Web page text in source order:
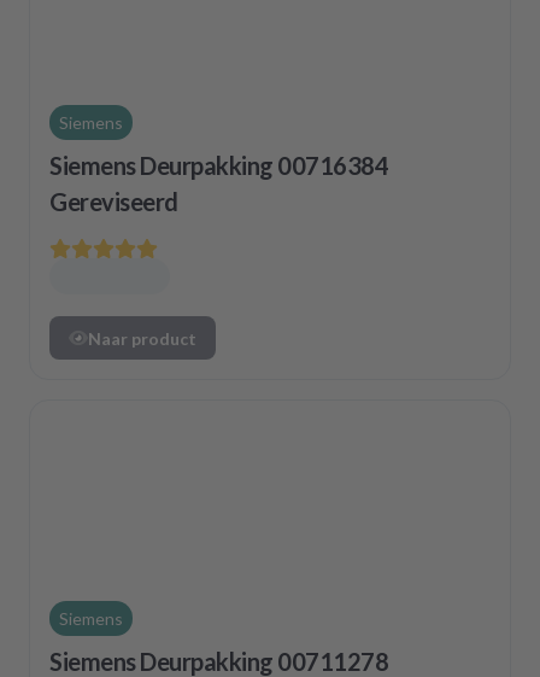
Siemens
Siemens Deurpakking 00716384
Gereviseerd
Naar product
Siemens
Siemens Deurpakking 00711278